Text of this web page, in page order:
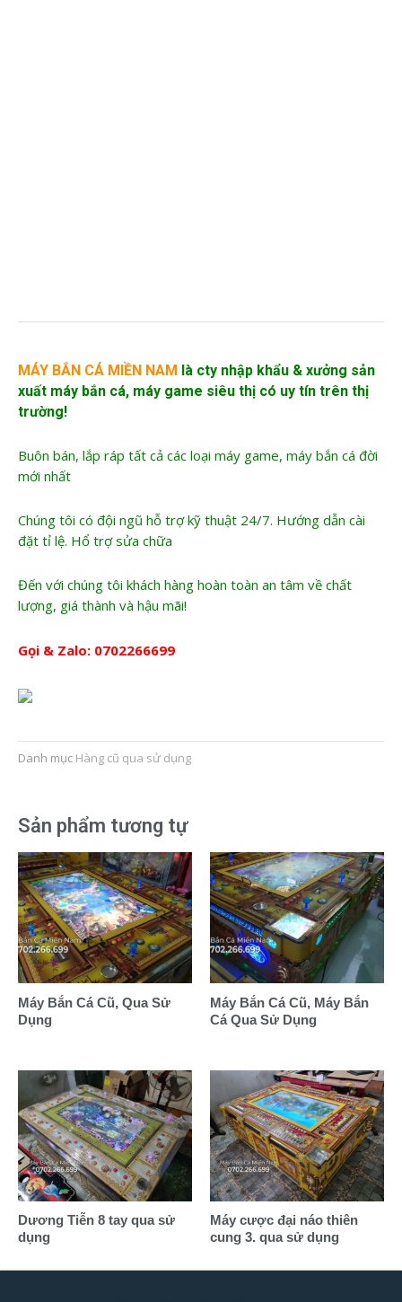
MÁY BẮN CÁ MIỀN NAM là cty nhập khẩu & xưởng sản
xuất máy bắn cá, máy game siêu thị có uy tín trên thị
trường!
Buôn bán, lắp ráp tất cả các loại máy game, máy bắn cá đời
mới nhất
Chúng tôi có đội ngũ hỗ trợ kỹ thuật 24/7. Hướng dẫn cài
đặt tỉ lệ. Hổ trợ sửa chữa
Đến với chúng tôi khách hàng hoàn toàn an tâm về chất
lượng, giá thành và hậu mãi!
Gọi & Zalo: 0702266699
Danh mục Hàng cũ qua sử dụng
Sản phẩm tương tự
Máy Bắn Cá Cũ, Qua Sử
Dụng
Máy Bắn Cá Cũ, Máy Bắn
Cá Qua Sử Dụng
Dương Tiễn 8 tay qua sử
dụng
Máy cược đại náo thiên
cung 3. qua sử dụng